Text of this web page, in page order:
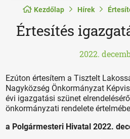
Kezdőlap Hírek
Értesítés
2022.
Ezúton értesítem a Tisztelt
Nagyközség Önkormányzat
évi igazgatási szünet
önkormányzati rendelete
a Polgármesteri Hivatal 2022.